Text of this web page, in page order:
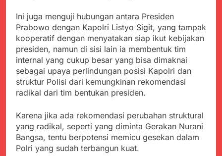
Ini juga menguji hubungan antara Presiden
Prabowo dengan Kapolri Listyo Sigit, yang tampak
kooperatif dengan menyatakan siap ikut kebijakan
presiden, namun di sisi lain ia membentuk tim
internal yang cukup besar yang bisa dimaknai
sebagai upaya perlindungan posisi Kapolri dan
struktur Polisi dari kemungkinan rekomendasi
radikal dari tim bentukan presiden.
Karena jika ada rekomendasi perubahan struktural
yang radikal, seperti yang diminta Gerakan Nurani
Bangsa, tentu berpotensi memicu gesekan dalam
Polri yang sudah terbangun kuat.